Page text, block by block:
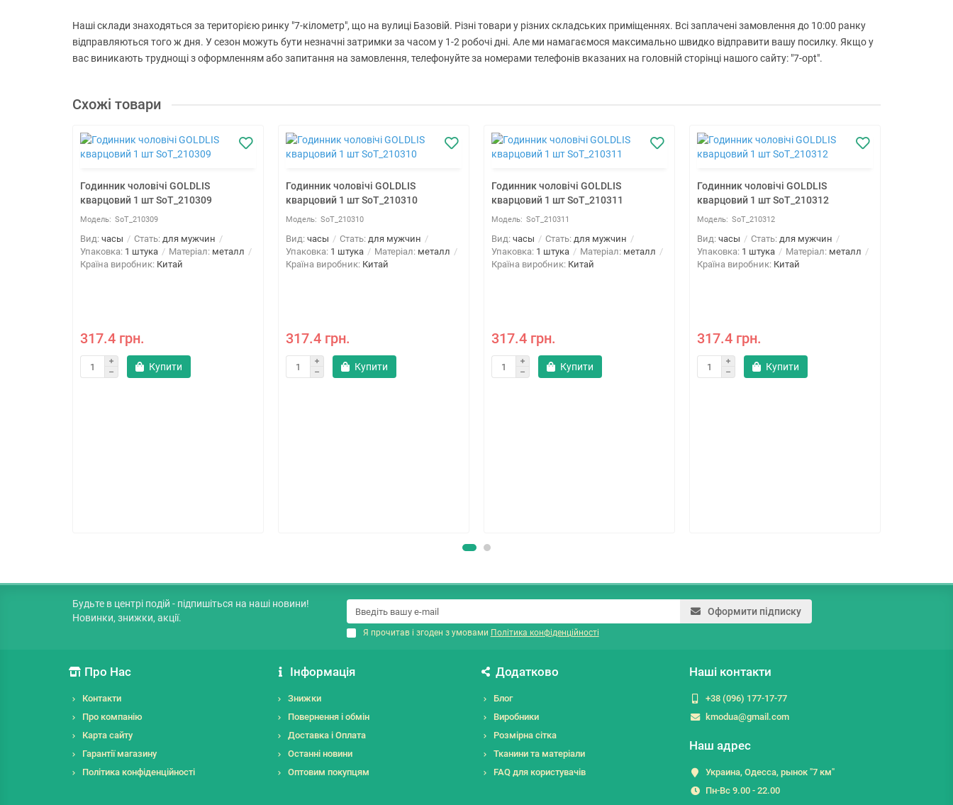
Наші склади знаходяться за територією ринку "7-кілометр", що на вулиці Базовій. Різні товари у різних складських приміщеннях. Всі заплачені замовлення до 10:00 ранку
відправляються того ж дня. У сезон можуть бути незначні затримки за часом у 1-2 робочі дні. Але ми намагаємося максимально швидко відправити вашу посилку. Якщо у
вас виникають труднощі з оформленням або запитання на замовлення, телефонуйте за номерами телефонів вказаних на головній сторінці нашого сайту: "7-opt".
Схожі товари
Годинник чоловічі GOLDLIS
кварцовий 1 шт SoT_210309
SoT_210309
Вид: часы Стать: для мужчин
Упаковка: 1 штука Матеріал: металл
Країна виробник: Китай
317.4 грн.
Купити
Годинник чоловічі GOLDLIS
кварцовий 1 шт SoT_210310
SoT_210310
Вид: часы Стать: для мужчин
Упаковка: 1 штука Матеріал: металл
Країна виробник: Китай
317.4 грн.
Купити
Годинник чоловічі GOLDLIS
кварцовий 1 шт SoT_210311
SoT_210311
Вид: часы Стать: для мужчин
Упаковка: 1 штука Матеріал: металл
Країна виробник: Китай
317.4 грн.
Купити
Годинник чоловічі GOLDLIS
кварцовий 1 шт SoT_210312
SoT_210312
Вид: часы Стать: для мужчин
Упаковка: 1 штука Матеріал: металл
Країна виробник: Китай
317.4 грн.
Купити
Будьте в центрі подій - підпишіться на наші новини!
Новинки, знижки, акції.
Оформити підписку
Я прочитав і згоден з умовами Політика конфіденційності
Про Нас
Контакти
Про компанію
Карта сайту
Гарантії магазину
Політика конфіденційності
Інформація
Знижки
Повернення і обмін
Доставка і Оплата
Останні новини
Оптовим покупцям
Додатково
Блог
Виробники
Розмірна сітка
Тканини та матеріали
FAQ для користувачів
Наші контакти
+38 (096) 177-17-77
kmodua@gmail.com
Наш адрес
Украина, Одесса, рынок "7 км"
Пн-Вс 9.00 - 22.00